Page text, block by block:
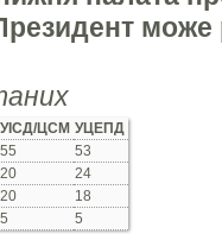
може
УІСД/ЦСМ УЦЕПД
55
53
20
24
20
18
5 5